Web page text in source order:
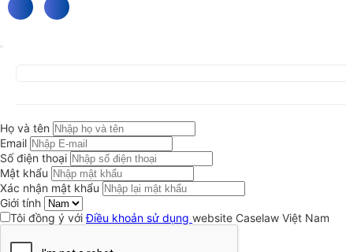
Họ và tên
Email
Số điện thoại
Mật khẩu
Xác nhận mật khẩu
Giới tính
Tôi đồng ý vớiĐiều khoản sử dụng website Caselaw Việt Nam